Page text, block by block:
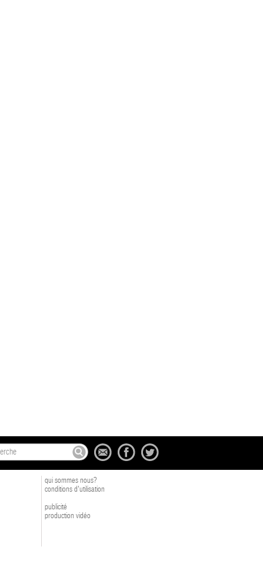
qui sommes nous?
conditions d'utilisation
publicité
production vidéo